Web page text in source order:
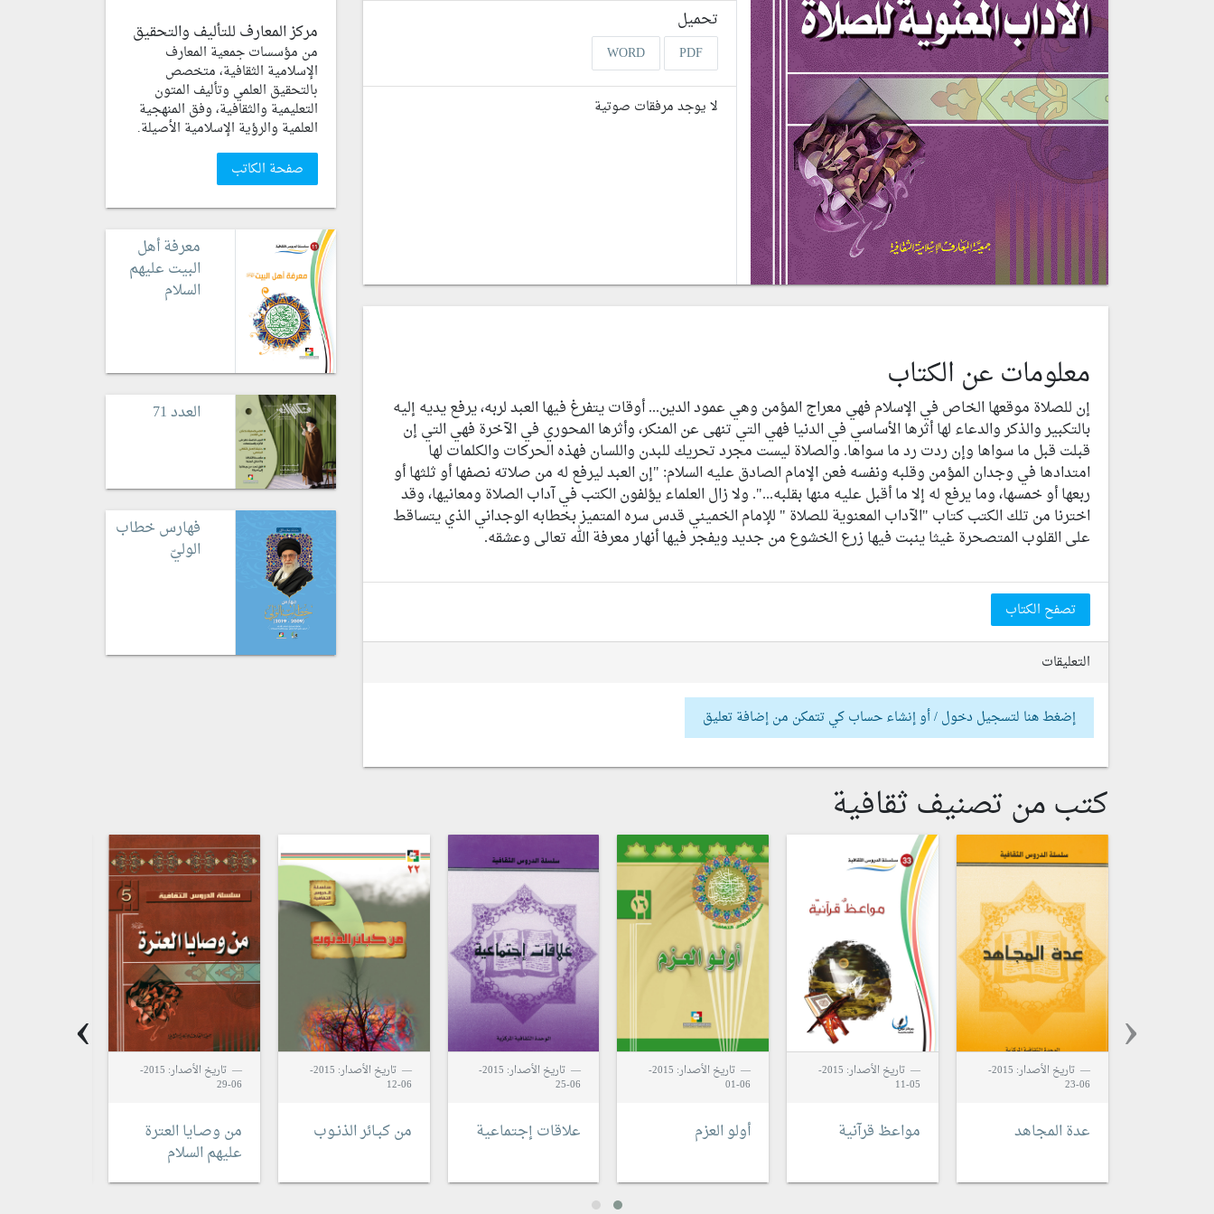
تحميل
PDF
WORD
لا يوجد مرفقات صوتية
معلومات عن الكتاب
إن للصلاة موقعها الخاص في الإسلام فهي معراج المؤمن وهي عمود الدين... أوقات يتفرغ فيها العبد لربه، يرفع يديه إليه
بالتكبير والذكر والدعاء لها أثرها الأساسي في الدنيا فهي التي تنهى عن المنكر، وأثرها المحوري في الآخرة فهي التي إن
قبلت قبل ما سواها وإن ردت رد ما سواها. والصلاة ليست مجرد تحريك للبدن واللسان فهذه الحركات والكلمات لها
امتدادها في وجدان المؤمن وقلبه ونفسه فعن الإمام الصادق عليه السلام: "إن العبد ليرفع له من صلاته نصفها أو ثلثها أو
ربعها أو خمسها، وما يرفع له إلا ما أقبل عليه منها بقلبه...". ولا زال العلماء يؤلفون الكتب في آداب الصلاة ومعانيها، وقد
اخترنا من تلك الكتب كتاب "الآداب المعنوية للصلاة " للإمام الخميني قدس سره المتميز بخطابه الوجداني الذي يتساقط
على القلوب المتصحرة غيثا ينبت فيها زرع الخشوع من جديد ويفجر فيها أنهار معرفة الله تعالى وعشقه.
تصفح الكتاب
التعليقات
إضغط هنا لتسجيل دخول / أو إنشاء حساب كي تتمكن من إضافة تعليق
مركز المعارف للتأليف والتحقيق
من مؤسسات جمعية المعارف
الإسلامية الثقافية، متخصص
بالتحقيق العلمي وتأليف المتون
التعليمية والثقافية، وفق المنهجية
العلمية والرؤية الإسلامية الأصيلة.
صفحة الكاتب
معرفة أهل
البيت عليهم
السلام
العدد 71
فهارس خطاب
الوليّ
كتب من تصنيف ثقافية
تاريخ الأصدار: 2015-
06-23
عدة المجاهد
تاريخ الأصدار: 2015-
05-11
مواعظ قرآنية
تاريخ الأصدار: 2015-
06-01
أولو العزم
تاريخ الأصدار: 2015-
06-25
علاقات إجتماعية
تاريخ الأصدار: 2015-
06-12
من كبـائر الذنـوب
تاريخ الأصدار: 2015-
06-29
من وصـايا العترة
عليهم السلام
‹
›